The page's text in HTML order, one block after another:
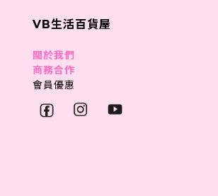
VB生活百貨屋
關於我們
商務合作
會員優惠